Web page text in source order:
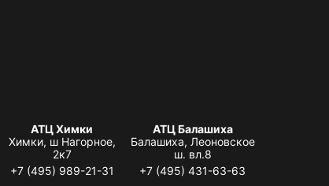
АТЦ Химки
Химки, ш Нагорное,
2к7
+7 (495) 989-21-31
АТЦ Балашиха
Балашиха, Леоновское
ш. вл.8
+7 (495) 431-63-63